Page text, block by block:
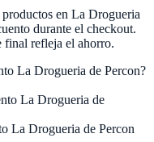
en La Drogueria
durante el checkout.
final refleja el ahorro.
La Drogueria de Percon?
La Drogueria de
La Drogueria de Percon